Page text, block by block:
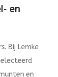
en
Bij Lemke
en